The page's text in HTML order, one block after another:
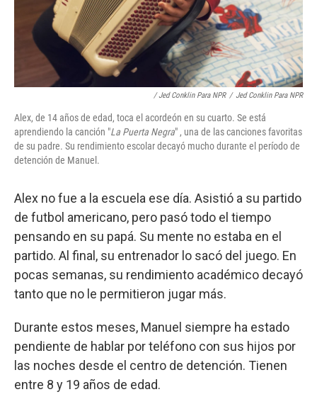
/ Jed Conklin Para NPR / Jed Conklin Para NPR
Alex, de 14 años de edad, toca el acordeón en su cuarto. Se está
aprendiendo la canción "La Puerta Negra" , una de las canciones favoritas
de su padre. Su rendimiento escolar decayó mucho durante el período de
detención de Manuel.
Alex no fue a la escuela ese día. Asistió a su partido
de futbol americano, pero pasó todo el tiempo
pensando en su papá. Su mente no estaba en el
partido. Al final, su entrenador lo sacó del juego. En
pocas semanas, su rendimiento académico decayó
tanto que no le permitieron jugar más.
Durante estos meses, Manuel siempre ha estado
pendiente de hablar por teléfono con sus hijos por
las noches desde el centro de detención. Tienen
entre 8 y 19 años de edad.